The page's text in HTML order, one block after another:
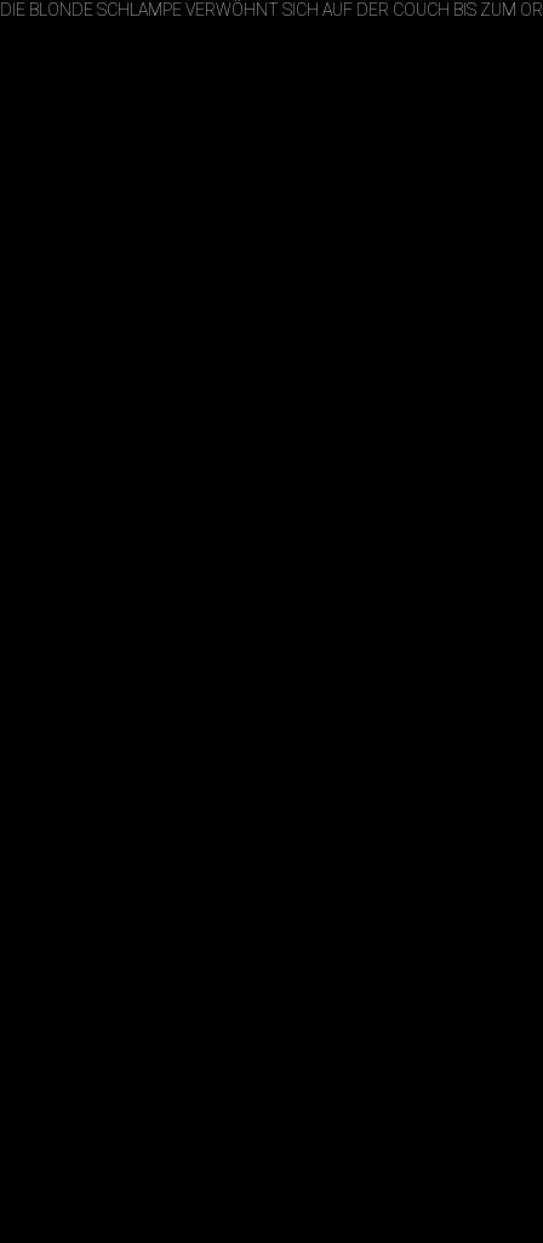
DIE BLONDE SCHLAMPE VERWÖHNT SICH AUF DER COUCH BIS ZUM